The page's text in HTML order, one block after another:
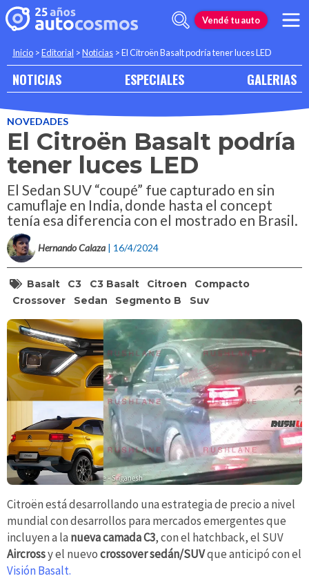
Vendé tu auto
Inicio >Editorial >Noticias >El Citroën Basalt podría tener luces LED
NOTICIAS ESPECIALES GALERIAS
NOVEDADES
El Citroën Basalt podría
tener luces LED
El Sedan SUV “coupé” fue capturado en sin
camuflaje en India, donde hasta el concept
tenía esa diferencia con el mostrado en Brasil.
Hernando Calaza | 16/4/2024
Basalt C3 C3 Basalt Citroen
Compacto
Crossover
Sedan Segmento B Suv
Citroën está desarrollando una estrategia de precio a nivel
mundial con desarrollos para mercados emergentes que
incluyen a la nueva camada C3, con el hatchback, el SUV
Aircrossy el nuevocrossover sedán/SUVque anticipó con el
Visión Basalt.